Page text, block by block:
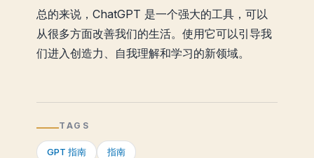
总的来说，ChatGPT 是一个强大的工具，可以
从很多方面改善我们的生活。使用它可以引导我
们进入创造力、自我理解和学习的新领域。
TAGS
GPT 指南 指南